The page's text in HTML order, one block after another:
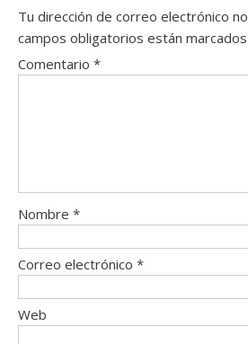
Tu dirección de correo electrónico
campos obligatorios están
Comentario *
Nombre *
Correo electrónico *
Web